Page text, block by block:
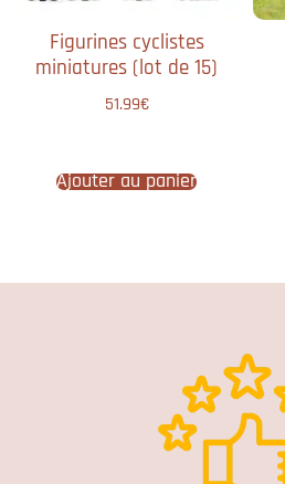
Figurines cyclistes
miniatures (lot de 15)
51.99€
Ajouter au panier